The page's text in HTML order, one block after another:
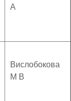
А
Вислобокова
М В